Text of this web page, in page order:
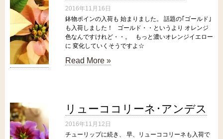
2016年11月16日
鉢物ポインの入荷も 始まりました。 話題の｢ゴールド｣
も入荷しました！ ゴールド・・というより オレンジ
色なんですけれど・・。 もっと濃いオレンジイエロー
に 変化していくそうですよ☆
Read More »
リューココリーネ･アンデス
2016年11月12日
チューリップに続き、 早、リューココリーネも入荷で